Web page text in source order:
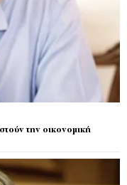
την οικονομική